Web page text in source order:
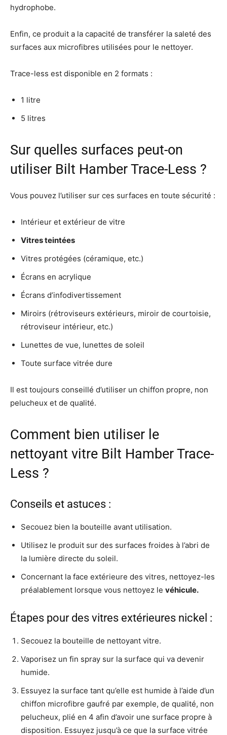
hydrophobe.
Enfin, ce produit a la capacité de transférer la saleté des
surfaces aux microfibres utilisées pour le nettoyer.
Trace-less est disponible en 2 formats :
1 litre
5 litres
Sur quelles surfaces peut-on
utiliser Bilt Hamber Trace-Less ?
Vous pouvez l’utiliser sur ces surfaces en toute sécurité :
Intérieur et extérieur de vitre
Vitres teintées
Vitres protégées (céramique, etc.)
Écrans en acrylique
Écrans d’infodivertissement
Miroirs (rétroviseurs extérieurs, miroir de courtoisie,
rétroviseur intérieur, etc.)
Lunettes de vue, lunettes de soleil
Toute surface vitrée dure
Il est toujours conseillé d’utiliser un chiffon propre, non
pelucheux et de qualité.
Comment bien utiliser le
nettoyant vitre Bilt Hamber Trace-
Less ?
Conseils et astuces :
Secouez bien la bouteille avant utilisation.
Utilisez le produit sur des surfaces froides à l’abri de
la lumière directe du soleil.
Concernant la face extérieure des vitres, nettoyez-les
préalablement lorsque vous nettoyez le véhicule.
Étapes pour des vitres extérieures nickel :
Secouez la bouteille de nettoyant vitre.
Vaporisez un fin spray sur la surface qui va devenir
humide.
Essuyez la surface tant qu’elle est humide à l’aide d’un
chiffon microfibre gaufré par exemple, de qualité, non
pelucheux, plié en 4 afin d’avoir une surface propre à
disposition. Essuyez jusqu’à ce que la surface vitrée